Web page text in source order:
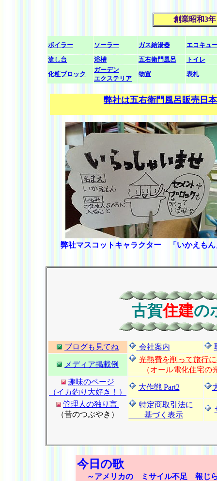
創業昭和3
ボイラー ソーラー ガス給湯器
エコキュ
流し台
浴槽 五右衛門風呂
トイレ
化粧ブロック
ガーデン
エクステリア
物置 表札
弊社は五右衛門風呂販売日
弊社マスコットキャラクター 「いかえもん
古賀住建の
ブログも見てね 会社案内
メディア掲載例
光熱費を削って旅行
（オール電化住宅の
趣味のページ
（イカ釣り大好き！）
大作戦 Part2
管理人の独り言
（昔のつぶやき）
特定商取引法に
基づく表示
今日の歌
～アメリカの ミサイル不足 報じ